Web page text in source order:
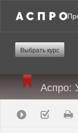
Выбрать курс
Аспро: